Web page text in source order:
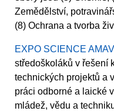
Zemědělství,
(8) Ochrana a tvorba
EXPO SCIENCE
středoškoláků v řešení
technických projektů a
práci odborné a laické
mládež, vědu a